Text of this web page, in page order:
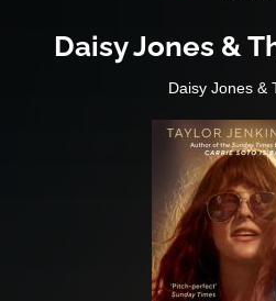
Daisy Jones &
Daisy Jones &